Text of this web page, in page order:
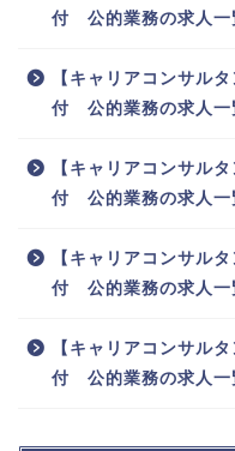
付 公的業務の求人一
【キャリアコンサル
付 公的業務の求人一
【キャリアコンサル
付 公的業務の求人一
【キャリアコンサル
付 公的業務の求人一
【キャリアコンサル
付 公的業務の求人一